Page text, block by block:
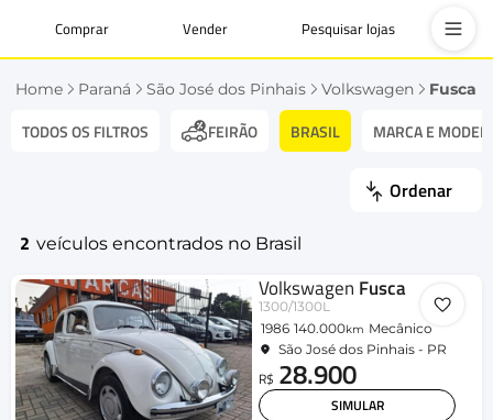
Comprar Vender Pesquisar lojas
Home Paraná São José dos Pinhais Volkswagen Fusca
TODOS OS FILTROS FEIRÃO BRASIL MARCA E
Ordenar
2 veículos encontrados no Brasil
Volkswagen Fusca
1300/1300L
1986 140.000km Mecânico
São José dos Pinhais - PR
R$ 28.900
SIMULAR